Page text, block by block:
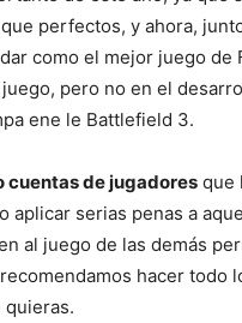
perfectos, y ahora,
como el mejor juego de
pero no en el
ene le Battlefield 3.
cuentas de jugadores que
serias penas a
al juego de las demás
hacer todo